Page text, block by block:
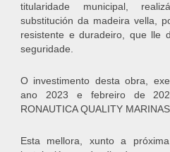
titularidade municipal,
substitución da madeira vella,
resistente e duradeiro, que lle
seguridade.
O investimento desta obra,
ano 2023 e febreiro de
RONAUTICA QUALITY
Esta mellora, xunto a